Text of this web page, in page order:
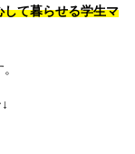
して暮らせる学生マ